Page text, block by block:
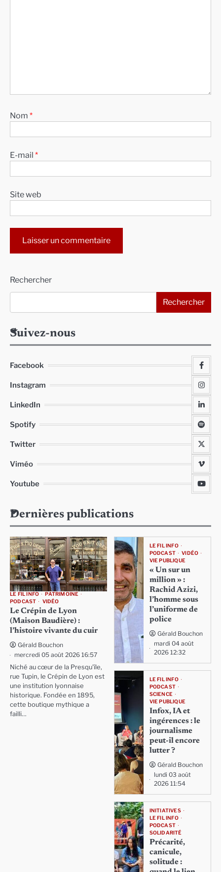
Nom *
E-mail *
Site web
Rechercher
Rechercher
Suivez-nous
Facebook
Instagram
LinkedIn
Spotify
Twitter
Viméo
Youtube
Dernières publications
LE FIL INFO
PATRIMOINE
PODCAST
VIDÉO
Le Crépin de Lyon
(Maison Baudière) :
l’histoire vivante du cuir
Gérald Bouchon
mercredi 05 août 2026 16:57
Niché au cœur de la Presqu'île,
rue Tupin, le Crépin de Lyon est
une institution lyonnaise
historique. Fondée en 1895,
cette boutique mythique a
failli…
LE FIL INFO
PODCAST
VIDÉO
VIE PUBLIQUE
« Un sur un
million » :
Rachid Azizi,
l’homme sous
l’uniforme de
police
Gérald Bouchon
mardi 04 août
2026 12:32
LE FIL INFO
PODCAST
SCIENCE
VIE PUBLIQUE
Infox, IA et
ingérences : le
journalisme
peut-il encore
lutter ?
Gérald Bouchon
lundi 03 août
2026 11:54
INITIATIVES
LE FIL INFO
PODCAST
SOLIDARITÉ
Précarité,
canicule,
solitude :